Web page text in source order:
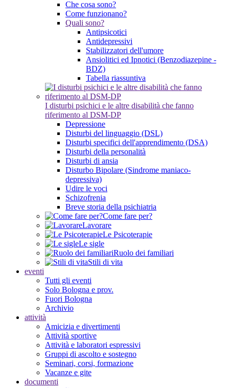
Che cosa sono?
Come funzionano?
Quali sono?
Antipsicotici
Antidepressivi
Stabilizzatori dell'umore
Ansiolitici ed Ipnotici (Benzodiazepine -
BDZ)
Tabella riassuntiva
I disturbi psichici e le altre disabilità che fanno
riferimento al DSM-DP
Depressione
Disturbi del linguaggio (DSL)
Disturbi specifici dell'apprendimento (DSA)
Disturbi della personalità
Disturbi di ansia
Disturbo Bipolare (Sindrome maniaco-
depressiva)
Udire le voci
Schizofrenia
Breve storia della psichiatria
Come fare per?
Lavorare
Le Psicoterapie
Le sigle
Ruolo dei familiari
Stili di vita
eventi
Tutti gli eventi
Solo Bologna e prov.
Fuori Bologna
Archivio
attività
Amicizia e divertimenti
Attività sportive
Attività e laboratori espressivi
Gruppi di ascolto e sostegno
Seminari, corsi, formazione
Vacanze e gite
documenti